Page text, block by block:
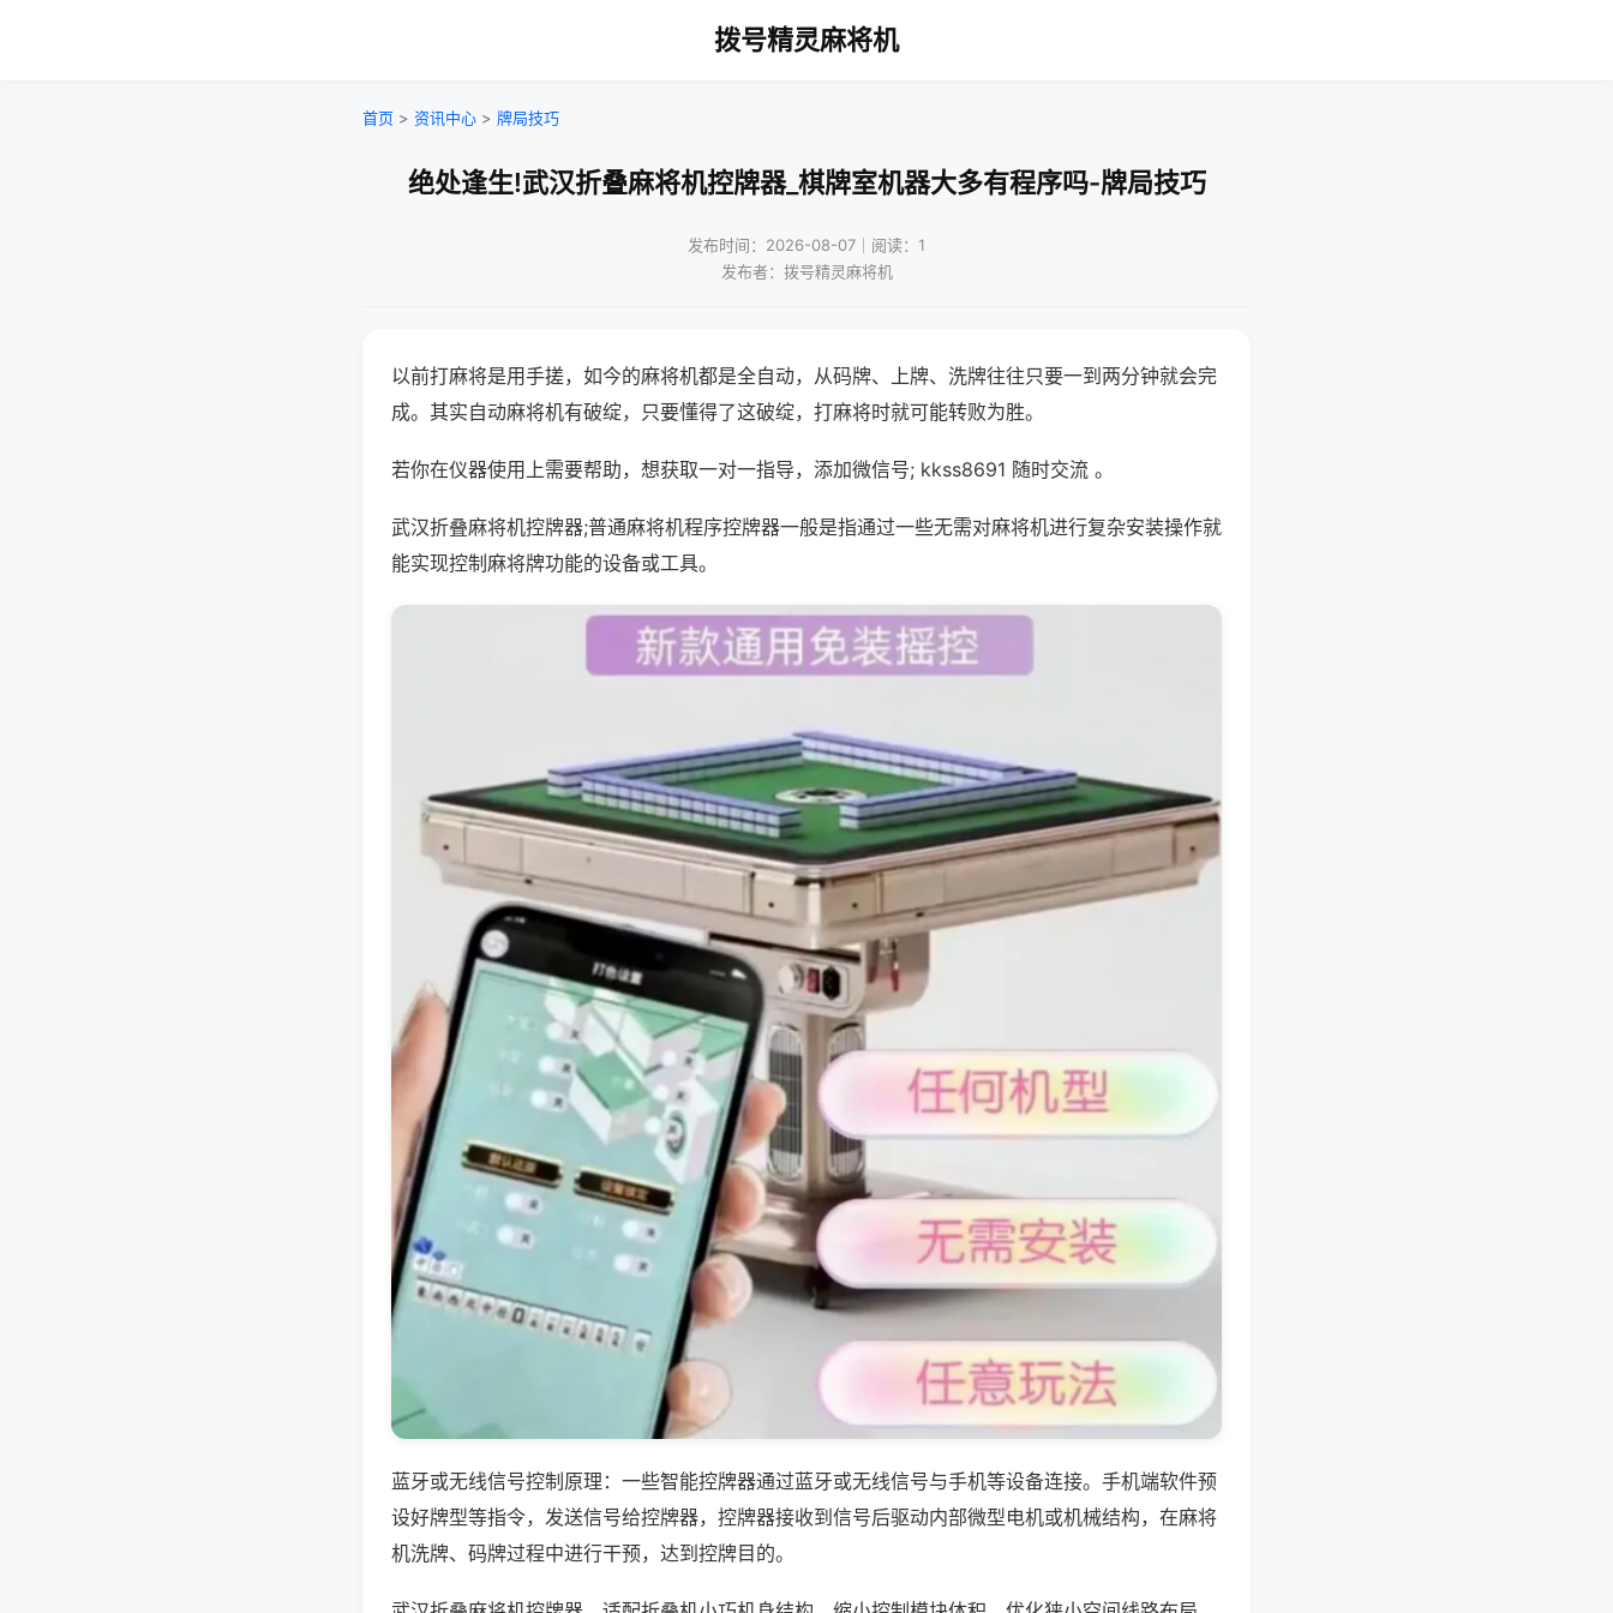
拨号精灵麻将机
首页 > 资讯中心 > 牌局技巧
绝处逢生!武汉折叠麻将机控牌器_棋牌室机器大多有程序吗-牌局技巧
发布时间：2026-08-07｜阅读：1
发布者：拨号精灵麻将机
以前打麻将是用手搓，如今的麻将机都是全自动，从码牌、上牌、洗牌往往只要一到两分钟就会完
成。其实自动麻将机有破绽，只要懂得了这破绽，打麻将时就可能转败为胜。
若你在仪器使用上需要帮助，想获取一对一指导，添加微信号; kkss8691 随时交流 。
武汉折叠麻将机控牌器;普通麻将机程序控牌器一般是指通过一些无需对麻将机进行复杂安装操作就
能实现控制麻将牌功能的设备或工具。
蓝牙或无线信号控制原理：一些智能控牌器通过蓝牙或无线信号与手机等设备连接。手机端软件预
设好牌型等指令，发送信号给控牌器，控牌器接收到信号后驱动内部微型电机或机械结构，在麻将
机洗牌、码牌过程中进行干预，达到控牌目的。